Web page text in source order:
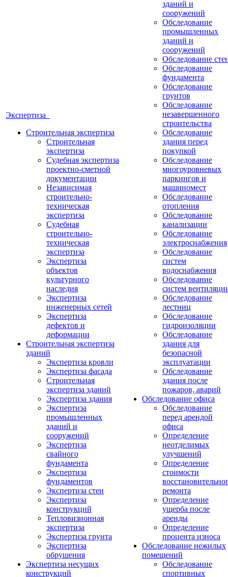
Экспертиза
Строительная экспертиза
Строительная
экспертиза
Судебная экспертиза
проектно-сметной
документации
Независимая
строительно-
техническая
экспертиза
Судебная
строительно-
техническая
экспертиза
Экспертиза
объектов
культурного
наследия
Экспертиза
инженерных сетей
Экспертиза
дефектов и
деформации
Строительная экспертиза
зданий
Экспертиза кровли
Экспертиза фасада
Строительная
экспертиза зданий
Экспертиза здания
Экспертиза
промышленных
зданий и
сооружений
Экспертиза
свайного
фундамента
Экспертиза
фундаментов
Экспертиза стен
Экспертиза
конструкций
Тепловизионная
экспертиза
Экспертиза грунта
Экспертиза
обрушения
Экспертиза несущих
конструкций
зданий и
сооружений
Обследование
промышленных
зданий и
сооружений
Обследование
Обследование
фундамента
Обследование
грунтов
Обследование
незавершенного
строительства
Обследование
здания перед
покупкой
Обследование
многоуровневых
паркингов и
машиномест
Обследование
отопления
Обследование
канализации
Обследование
электроснабжения
Обследование
систем
водоснабжения
Обследование
систем
Обследование
лестниц
Обследование
гидроизоляции
Обследование
здания для
безопасной
эксплуатации
Обследование
здания после
пожаров, аварий
Обследование офиса
Обследование
перед арендой
офиса
Определение
неотделимых
улучшений
Определение
стоимости
ремонта
Определение
ущерба после
аренды
Определение
процента износа
Обследование нежилых
помещений
Обследование
спортивных